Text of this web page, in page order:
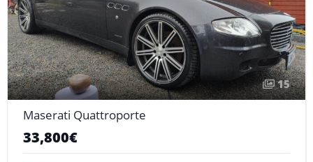
15
Maserati Quattroporte
33,800€